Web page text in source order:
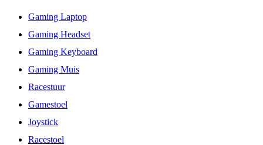
Gaming Laptop
Gaming Headset
Gaming Keyboard
Gaming Muis
Racestuur
Gamestoel
Joystick
Racestoel